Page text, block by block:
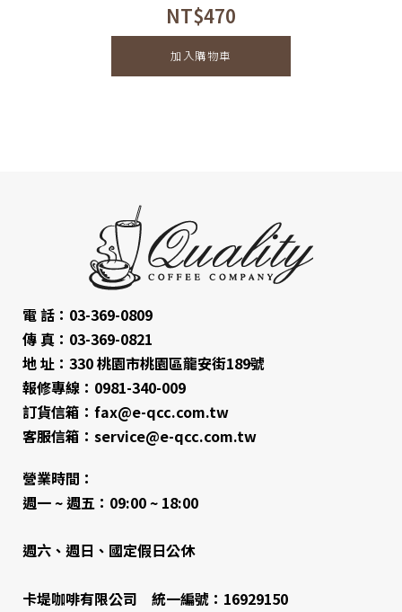
NT$470
加入購物車
電 話：03-369-0809
傳 真：03-369-0821
地 址：330 桃園市桃園區龍安街189號
報修專線：0981-340-009
訂貨信箱：fax@e-qcc.com.tw
客服信箱：service@e-qcc.com.tw
營業時間：
週一 ~ 週五：09:00 ~ 18:00
週六、週日、國定假日公休
卡堤咖啡有限公司 統一編號：16929150